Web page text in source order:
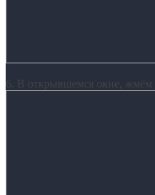
6. В открывшемся окне, жмём